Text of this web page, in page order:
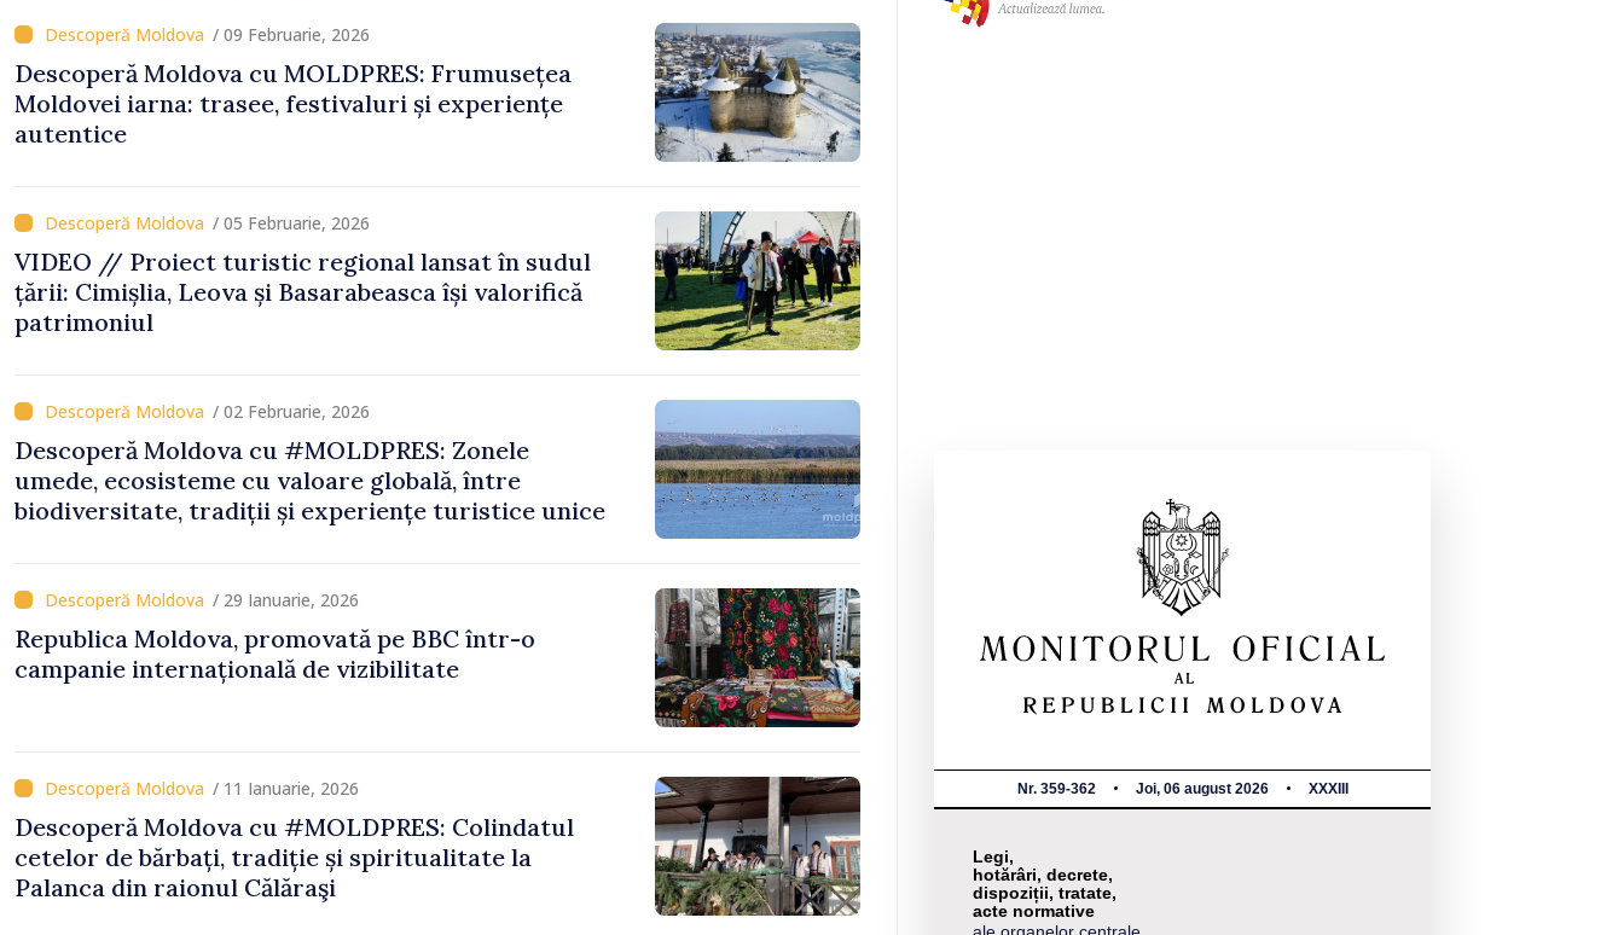
/ 09 Februarie, 2026
Descoperă Moldova cu MOLDPRES: Frumusețea
Moldovei iarna: trasee, festivaluri și experiențe
autentice
/ 05 Februarie, 2026
VIDEO // Proiect turistic regional lansat în sudul
țării: Cimișlia, Leova și Basarabeasca își valorifică
patrimoniul
/ 02 Februarie, 2026
Descoperă Moldova cu #MOLDPRES: Zonele
umede, ecosisteme cu valoare globală, între
biodiversitate, tradiții și experiențe turistice unice
/ 29 Ianuarie, 2026
Republica Moldova, promovată pe BBC într-o
campanie internațională de vizibilitate
/ 11 Ianuarie, 2026
Descoperă Moldova cu #MOLDPRES: Colindatul
cetelor de bărbați, tradiție și spiritualitate la
Palanca din raionul Călăraşi
Nr. 359-362 Joi, 06 august 2026 XXXIII
Legi,
hotărâri, decrete,
dispoziții, tratate,
acte normative
ale organelor centrale